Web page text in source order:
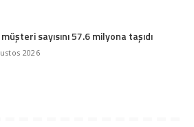
sayısını 57.6 milyona taşıdı
2026